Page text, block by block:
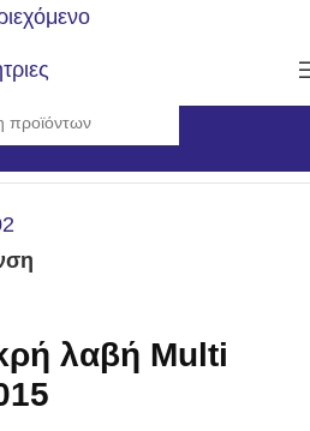
Εργαλεία Χειρός
λαβή Multi